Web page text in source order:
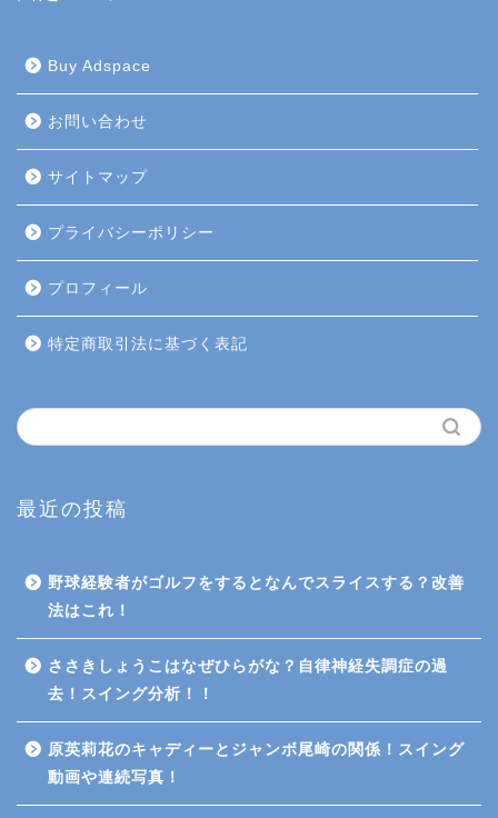
Buy Adspace
お問い合わせ
サイトマップ
プライバシーポリシー
プロフィール
特定商取引法に基づく表記
最近の投稿
野球経験者がゴルフをするとなんでスライスする？改善
法はこれ！
ささきしょうこはなぜひらがな？自律神経失調症の過
去！スイング分析！！
原英莉花のキャディーとジャンボ尾崎の関係！スイング
動画や連続写真！